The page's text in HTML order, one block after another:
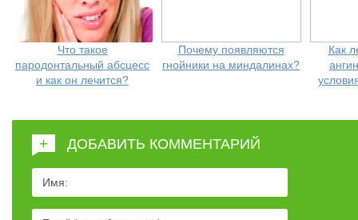
Что такое
пародонтальный абсцесс
и как он лечится?
Почему появляются
гнойники на миндалинах?
Как
+ ДОБАВИТЬ КОММЕНТАРИЙ